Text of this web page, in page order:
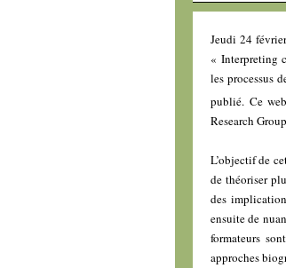
Jeudi 24
« Interpreting
les processus
publié. Ce
Research
L’objectif de
de théoriser
des
ensuite de
formateurs
approches